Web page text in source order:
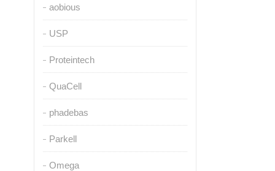
aobious
USP
Proteintech
QuaCell
phadebas
Parkell
Omega